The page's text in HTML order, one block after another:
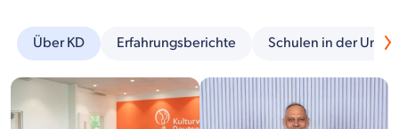
Über KD Erfahrungsberichte Schulen in der